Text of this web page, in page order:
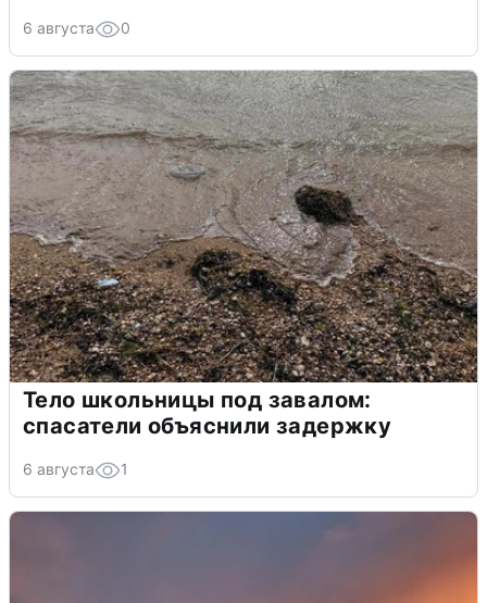
6 августа 0
Тело школьницы под завалом:
спасатели объяснили задержку
6 августа 1